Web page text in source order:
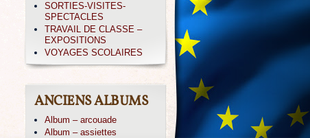
SORTIES-VISITES-
SPECTACLES
TRAVAIL DE CLASSE –
EXPOSITIONS
VOYAGES SCOLAIRES
ANCIENS ALBUMS
Album – arcouade
Album – assiettes